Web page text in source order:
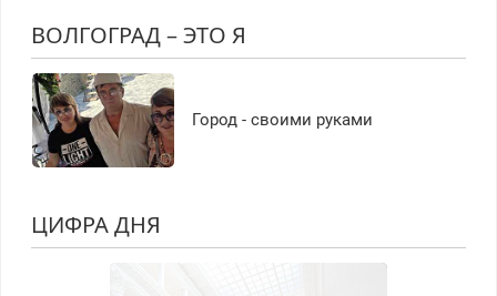
ВОЛГОГРАД – ЭТО Я
Город - своими руками
ЦИФРА ДНЯ